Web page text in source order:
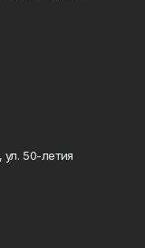
50-летия